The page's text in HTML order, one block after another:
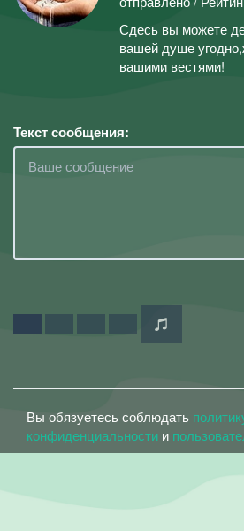
Сдесь вы можете
вашей душе
вашими вестями!
Текст сообщения:
Вы обязуетесь соблюдать
конфиденциальности и